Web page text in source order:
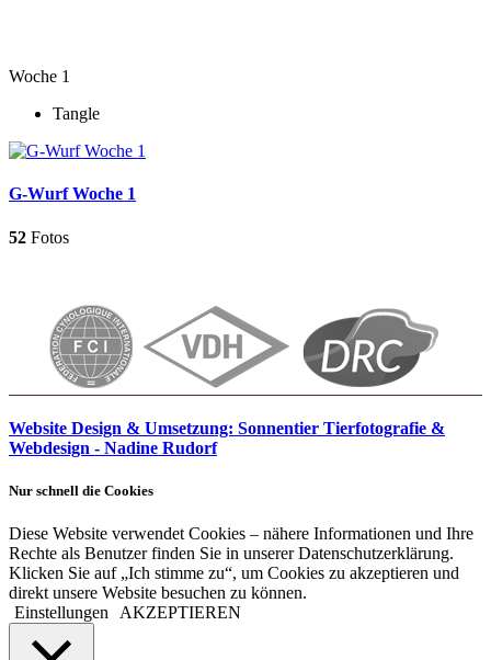
Woche 1
Tangle
G-Wurf Woche 1
52 Fotos
Website Design & Umsetzung: Sonnentier Tierfotografie &
Webdesign - Nadine Rudorf
Nur schnell die Cookies
Diese Website verwendet Cookies – nähere Informationen und Ihre
Rechte als Benutzer finden Sie in unserer Datenschutzerklärung.
Klicken Sie auf „Ich stimme zu“, um Cookies zu akzeptieren und
direkt unsere Website besuchen zu können.
Einstellungen
AKZEPTIEREN